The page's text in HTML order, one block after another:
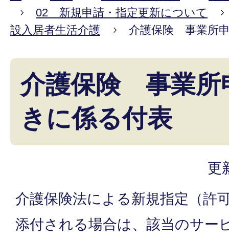
02 新規申請・指定更新について
設入居者生活介護
介護保険 事業所
介護保険 事業所
きに係る付表
更
介護保険法による新規指定（許
添付される場合は、該当のサー